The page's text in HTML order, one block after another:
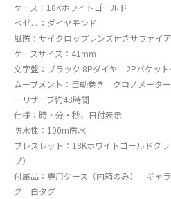
ケース：18Kホワイトゴールド
ベゼル：ダイヤモンド
風防：サイクロップレンズ付きサファイ
ケースサイズ：41mm
文字盤：ブラック 8Pダイヤ 2Pバケット
ムーブメント：自動巻き クロノメー
ーリザーブ約48時間
仕様：時・分・秒、日付表示
防水性：100m防水
ブレスレット：18Kホワイトゴールドク
プ）
付属品：専用ケース（内箱のみ） ギャ
グ 白タグ